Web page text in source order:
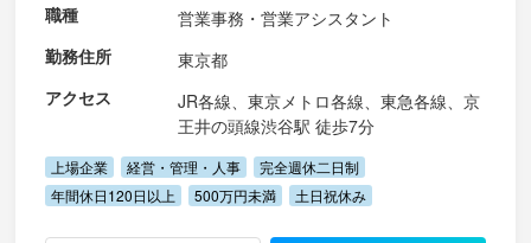
職種
営業事務・営業アシスタント
勤務住所
東京都
アクセス
JR各線、東京メトロ各線、東急各線、京
王井の頭線渋谷駅 徒歩7分
上場企業 経営・管理・人事
完全週休二日制
年間休日120日以上
500万円未満 土日祝休み